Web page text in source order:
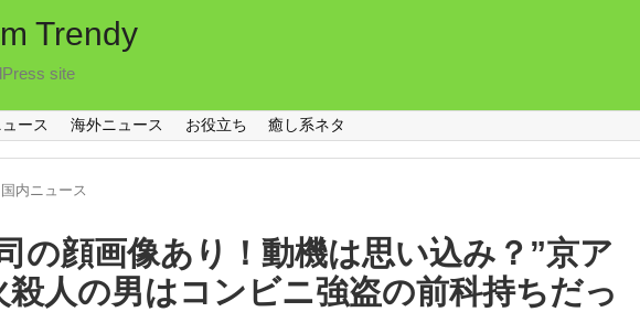
Trendy
site
ース 海外ニュース お役立ち 癒し系ネタ
国内ニュース
の顔画像あり！動機は思い込み？”京ア
殺人の男はコンビニ強盗の前科持ちだっ